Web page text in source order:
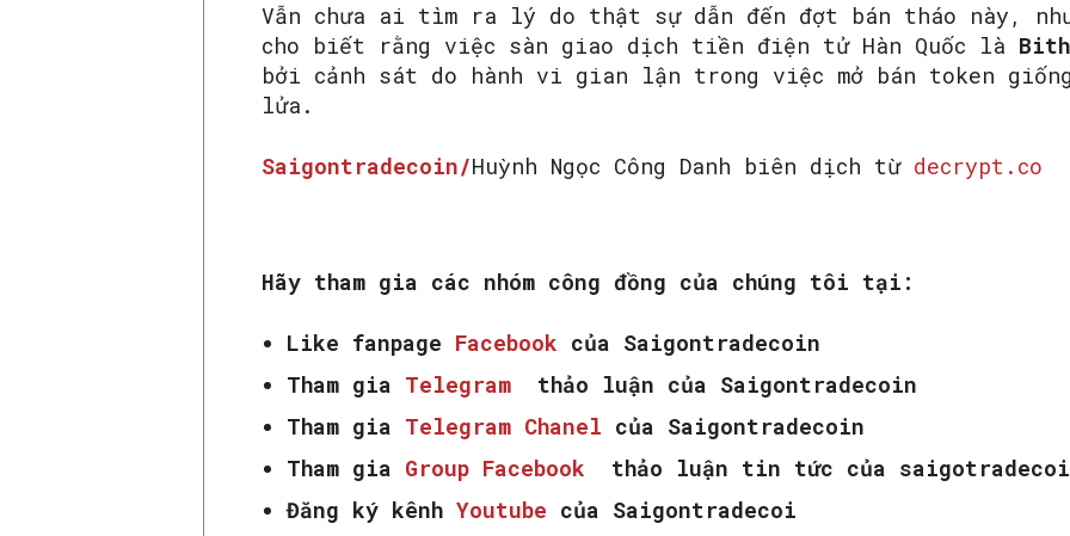
Vẫn chưa ai tìm ra lý do thật sự dẫn đến đợt bán tháo này,
cho biết rằng việc sàn giao dịch tiền điện tử Hàn Quốc là
bởi cảnh sát do hành vi gian lận trong việc mở bán token
lửa.
Saigontradecoin/Huỳnh Ngọc Công Danh biên dịch từ decrypt.co
Hãy tham gia các nhóm công đồng của chúng tôi tại:
Like fanpage Facebook của Saigontradecoin
Tham gia Telegram
thảo luận của Saigontradecoin
Tham gia Telegram Chanel của Saigontradecoin
Tham gia Group Facebook
thảo luận tin tức của
Đăng ký kênh Youtube của Saigontradecoi